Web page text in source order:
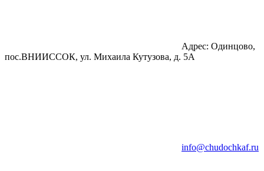
Адрес: Одинцово,
пос.ВНИИССОК, ул. Михаила Кутузова, д. 5А
info@chudochkaf.ru